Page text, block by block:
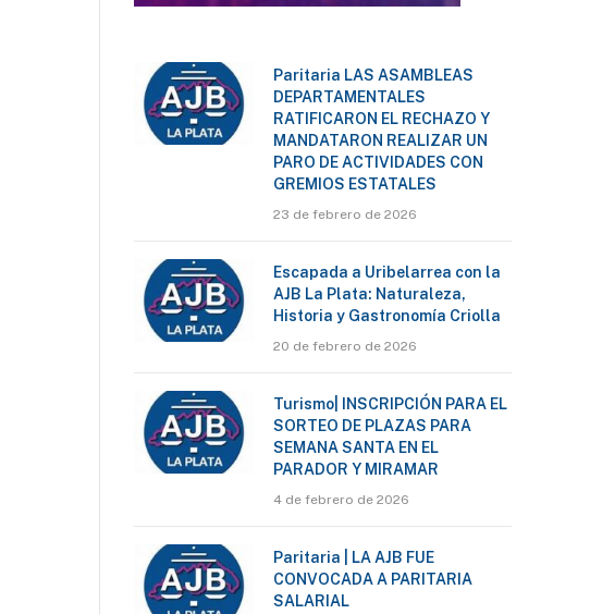
Paritaria LAS ASAMBLEAS
DEPARTAMENTALES
RATIFICARON EL RECHAZO Y
MANDATARON REALIZAR UN
PARO DE ACTIVIDADES CON
GREMIOS ESTATALES
23 de febrero de 2026
Escapada a Uribelarrea con la
AJB La Plata: Naturaleza,
Historia y Gastronomía Criolla
20 de febrero de 2026
Turismo| INSCRIPCIÓN PARA EL
SORTEO DE PLAZAS PARA
SEMANA SANTA EN EL
PARADOR Y MIRAMAR
4 de febrero de 2026
Paritaria | LA AJB FUE
CONVOCADA A PARITARIA
SALARIAL